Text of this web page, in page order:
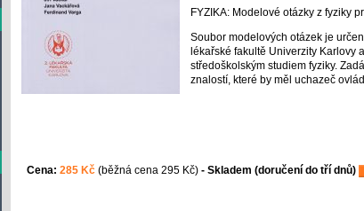
FYZIKA: Modelové otázky z fyziky
Soubor modelových otázek je
lékařské fakultě Univerzity Karlovy
středoškolským studiem fyziky.
znalostí, které by měl uchazeč
Cena: 285 Kč (běžná cena 295 Kč) - Skladem (doručení do tří dnů)